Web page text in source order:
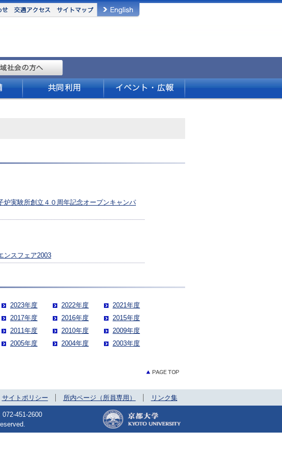
炉実験所創立４０周年記念オープンキャンパ
ンスフェア2003
2023年度 2022年度
2021年度
2017年度 2016年度
2015年度
2011年度 2010年度
2009年度
2005年度 2004年度
2003年度
サイトポリシー 所内ページ（所員専用） リンク集
451-2600